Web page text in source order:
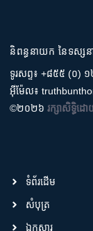
និពន្ធនាយក នៃទស្សនា
ទូរសព្ទ៖ +៨៥៥ (០)
អ៊ីម៉ែល៖
©២០២៦ រក្សាសិទ្ធិដ
ទំព័រដើម
សំបុត្រ
ឯកសារ